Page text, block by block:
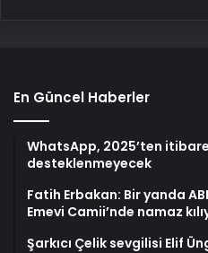
En Güncel Haberler
WhatsApp, 2025’ten
desteklenmeyecek
Fatih Erbakan: Bir yanda
Emevi Camii’nde namaz
Şarkıcı Çelik sevgilisi Elif